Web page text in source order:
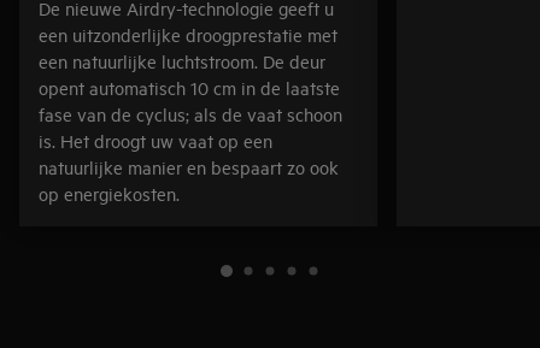
De nieuwe Airdry-technologie geeft u
een uitzonderlijke droogprestatie met
een natuurlijke luchtstroom. De deur
opent automatisch 10 cm in de laatste
fase van de cyclus; als de vaat schoon
is. Het droogt uw vaat op een
natuurlijke manier en bespaart zo ook
op energiekosten.